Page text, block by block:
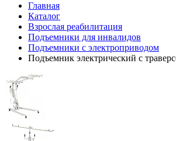
Главная
Каталог
Взрослая реабилитация
Подъемники для инвалидов
Подъемники с электроприводом
Подъемник электрический с